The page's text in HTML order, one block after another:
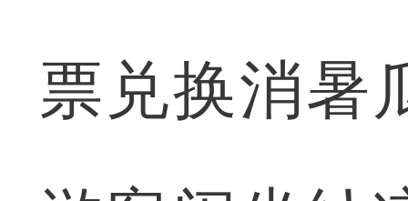
票兑换消暑